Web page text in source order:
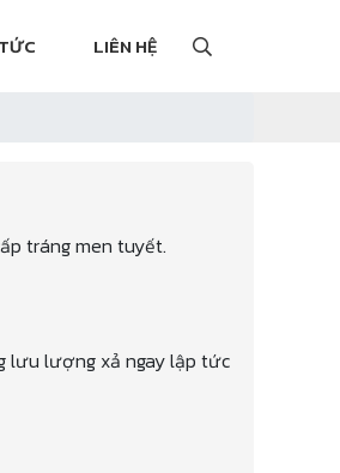
LIÊN HỆ
tráng men tuyết.
lưu lượng xả ngay lập tức